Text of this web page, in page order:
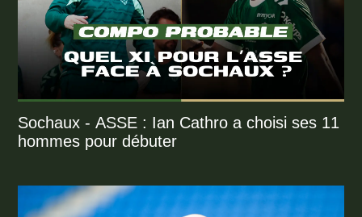
Sochaux - ASSE : Ian Cathro a choisi ses 11
hommes pour débuter